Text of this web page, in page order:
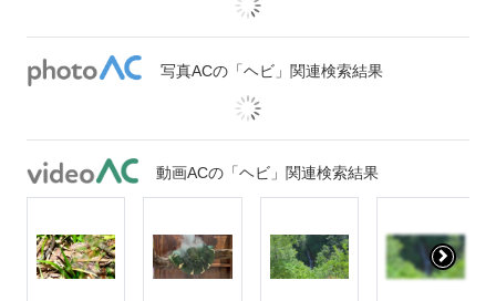
写真ACの「ヘビ」関連検索結果
動画ACの「ヘビ」関連検索結果